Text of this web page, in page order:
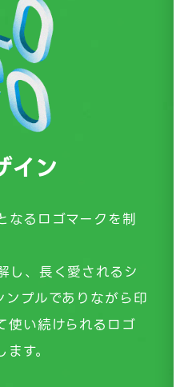
イン
なるロゴマークを制
し、長く愛されるシ
ンプルでありながら印
使い続けられるロゴ
す。